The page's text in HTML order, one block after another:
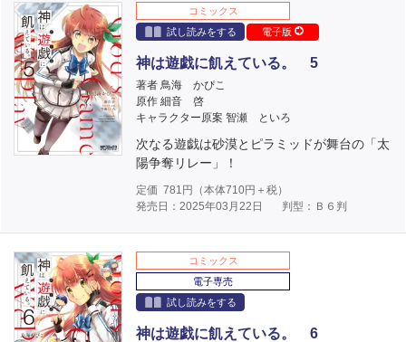
コミックス
試し読みをする
電子版
神は遊戯に飢えている。 5
著者 鳥海 かぴこ
原作 細音 啓
キャラクター原案 智瀬 といろ
次なる遊戯は砂漠とピラミッドが舞台の「太
陽争奪リレー」！
定価 781 円（本体710円＋税）
発売日：2025年03月22日
判型：Ｂ６判
コミックス
電子専売
試し読みをする
神は遊戯に飢えている。 6